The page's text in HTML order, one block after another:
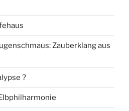
Zauberklang aus
?